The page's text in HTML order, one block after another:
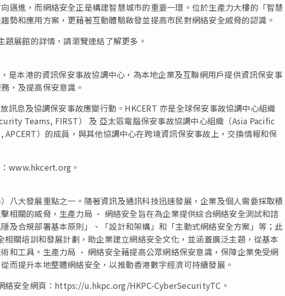
邁進，而網絡安全正是構建智慧城市的重要一環。位於生產力大樓的「智慧
勢和應用方案，更藉著互動體驗啟發並提高市民對網絡安全威脅的認識。
展館的詳情，請瀏覽連結了解更多。
是本港的資訊保安事故協調中心，為本地企業及互聯網用戶提供資訊保安事
，及提高保安意識。
訊息及協調保安事故應變行動。HKCERT 亦是全球保安事故協調中心組織
Teams, FIRST） 及 亞太區電腦保安事故協調中心組織（Asia Pacific
）的成員，與其他協調中心在跨境資訊保安事故上，交換情報和保
www.hkcert.org。
八大發展重點之一。隨著資訊及通訊科技迅速發展，企業及個人需要採取積
相關的威脅，生產力局 • 網絡安全旨在為企業提供綜合網絡安全測試和諮
及合規部署基本原則」、「設計和架構」和「主動式網絡安全方案」等；此
關培訓和發展計劃，助企業建立網絡安全文化，並涵蓋廣泛主題，從基本
和工具。生產力局 • 網絡安全藉提高公眾網絡保安意識，保障企業免受網
而提升本地整體網絡安全，以推動香港數字經濟可持續發展。
絡安全網頁：https://u.hkpc.org/HKPC-CyberSecurityTC。